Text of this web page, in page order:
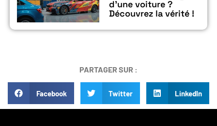
d’une voiture ?
Découvrez la vérité !
PARTAGER SUR :
Facebook Twitter LinkedIn